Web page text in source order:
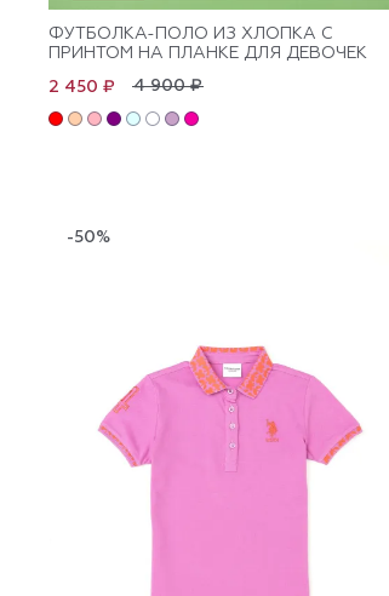
ФУТБОЛКА-ПОЛО ИЗ ХЛОПКА C
ПРИНТОМ НА ПЛАНКЕ ДЛЯ ДЕВОЧЕК
4 900 ₽
2 450 ₽
-50%